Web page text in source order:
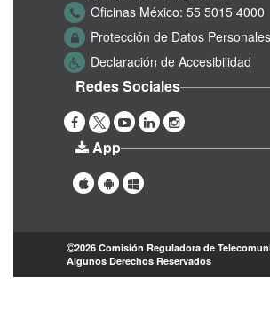
Oficinas México: 55 5015 4000
Protección de Datos Personales
Declaración de Accesibilidad
Redes Sociales
App
2026 Comisión Reguladora de
Algunos Derechos Reservados